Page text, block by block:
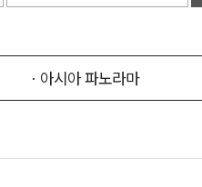
ㆍ아시아 파노라마